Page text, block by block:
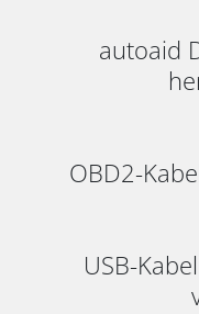
autoaid
OBD2-
USB-